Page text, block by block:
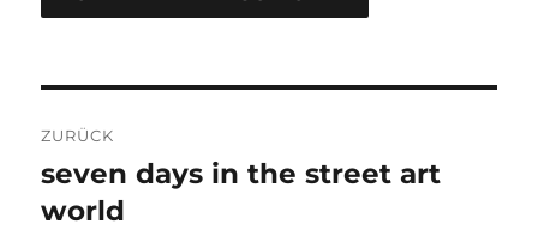
ZURÜCK
Vorheriger
Beitrag:
seven days in the street art
world